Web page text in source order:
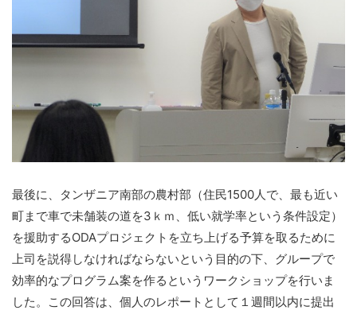
最後に、タンザニア南部の農村部（住民1500人で、最も近い
町まで車で未舗装の道を3ｋｍ、低い就学率という条件設定）
を援助するODAプロジェクトを立ち上げる予算を取るために
上司を説得しなければならないという目的の下、グループで
効率的なプログラム案を作るというワークショップを行いま
した。この回答は、個人のレポートとして１週間以内に提出